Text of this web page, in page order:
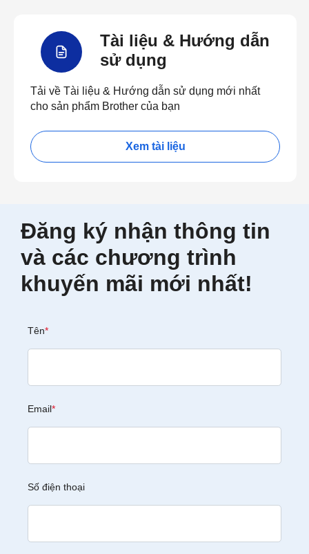
Tài liệu & Hướng dẫn
sử dụng
Tải về Tài liệu & Hướng dẫn sử dụng mới nhất
cho sản phẩm Brother của bạn
Xem tài liệu
Đăng ký nhận thông tin
và các chương trình
khuyến mãi mới nhất!
Tên*
Email*
Số điện thoại